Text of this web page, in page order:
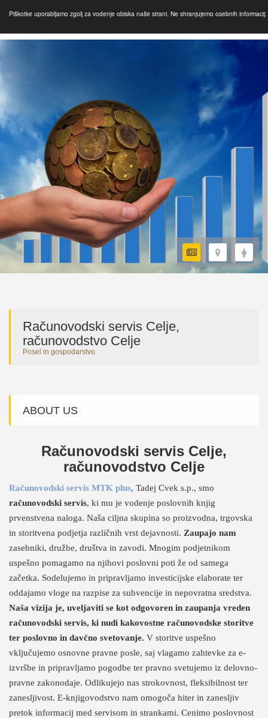
Piškotke uporabljamo zgolj za vodenje obiska naše strani. Ne shranjujemo osebnih informacij.
Računovodski servis Celje,
računovodstvo Celje
Posel in gospodarstvo
ABOUT US
Računovodski servis Celje,
računovodstvo Celje
Računovodski servis MTK plus, Tadej Cvek s.p., smo
računovodski servis, ki mu je vodenje poslovnih knjig
prvenstvena naloga. Naša ciljna skupina so proizvodna, trgovska
in storitvena podjetja različnih vrst dejavnosti. Zaupajo nam
zasebniki, družbe, društva in zavodi. Mnogim podjetnikom
uspešno pomagamo na njihovi poslovni poti že od samega
začetka. Sodelujemo in pripravljamo investicijske elaborate ter
oddajamo vloge na razpise za subvencije in nepovratna sredstva.
Naša vizija je, uveljaviti se kot odgovoren in zaupanja vreden
računovodski servis, ki nudi kakovostne računovodske storitve
ter poslovno in davčno svetovanje. V storitve uspešno
vključujemo osnovne pravne posle, saj vlagamo zahtevke za e-
izvršbe in pripravljamo pogodbe ter pravno svetujemo iz delovno-
pravne zakonodaje. Odlikujejo nas strokovnost, fleksibilnost ter
zanesljivost. E-knjigovodstvo nam omogoča hiter in zanesljiv
pretok informacij med servisom in strankami. Cenimo poslovnost